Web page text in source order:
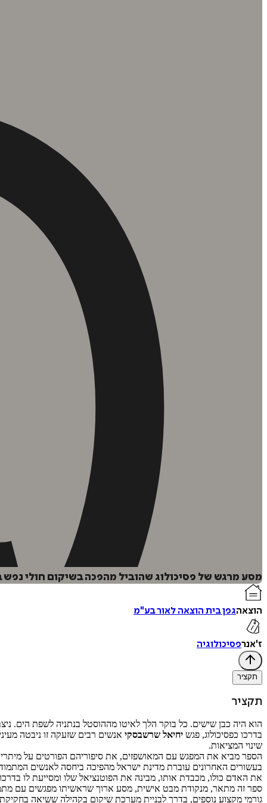
מסע מרגש של פסיכולוג שהוביל מהפכה בשיקום חולי נפש
הוצאהגפן בית הוצאה לאור בע"מ
ז'אנרפסיכולוגיה
תקציר
תקציר
הוא היה כבן שישים. כל בוקר הלך לאיטו מההוסטל בנתניה לשפת הים.
בדרכו כפסיכולוג, פגש יחיאל שרשבסקי אנשים רבים שזעקה זו ניבטה
שינוי המציאות.
הספר מביא את המפגש עם המאושפזים, את סיפוריהם הפורטים על
בעשורים האחרונים עוברת מדינת ישראל מהפיכה ביחסה לאנשים
את האדם כולו, מכבדת אותו, מבינה את הפוטנציאל שלו ומסייעת לו
ספר זה מתאר, מנקודת מבט אישית, מסע ארוך שראשיתו מפגשים עם
גורמי מקצוע נוספים, בדרך לבניית מערכת שיקום בקהילה ששיאה בחקיקת חוק ייחודי